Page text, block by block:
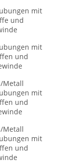
mit
und
mit
und
Metall
mit
und
Metall
mit
und